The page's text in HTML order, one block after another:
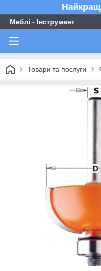
Меблі - Інструмент
Товари та послуги